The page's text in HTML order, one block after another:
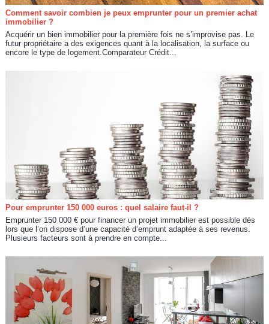
Comment savoir combien je peux emprunter pour un premier achat
immobilier ?
Acquérir un bien immobilier pour la première fois ne s’improvise pas. Le
futur propriétaire a des exigences quant à la localisation, la surface ou
encore le type de logement.Comparateur Crédit...
Pour emprunter 150 000 euros : quel salaire faut-il ?
Emprunter 150 000 € pour financer un projet immobilier est possible dès
lors que l’on dispose d’une capacité d’emprunt adaptée à ses revenus.
Plusieurs facteurs sont à prendre en compte...